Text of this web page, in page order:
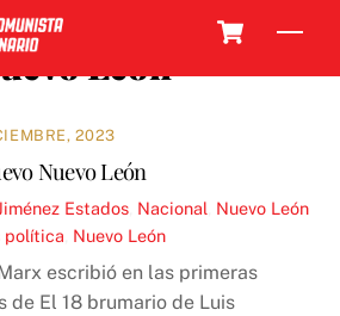
León
2023
Nuevo León
Estados Nacional Nuevo León
política Nuevo León
escribió en las primeras
de El 18 brumario de Luis